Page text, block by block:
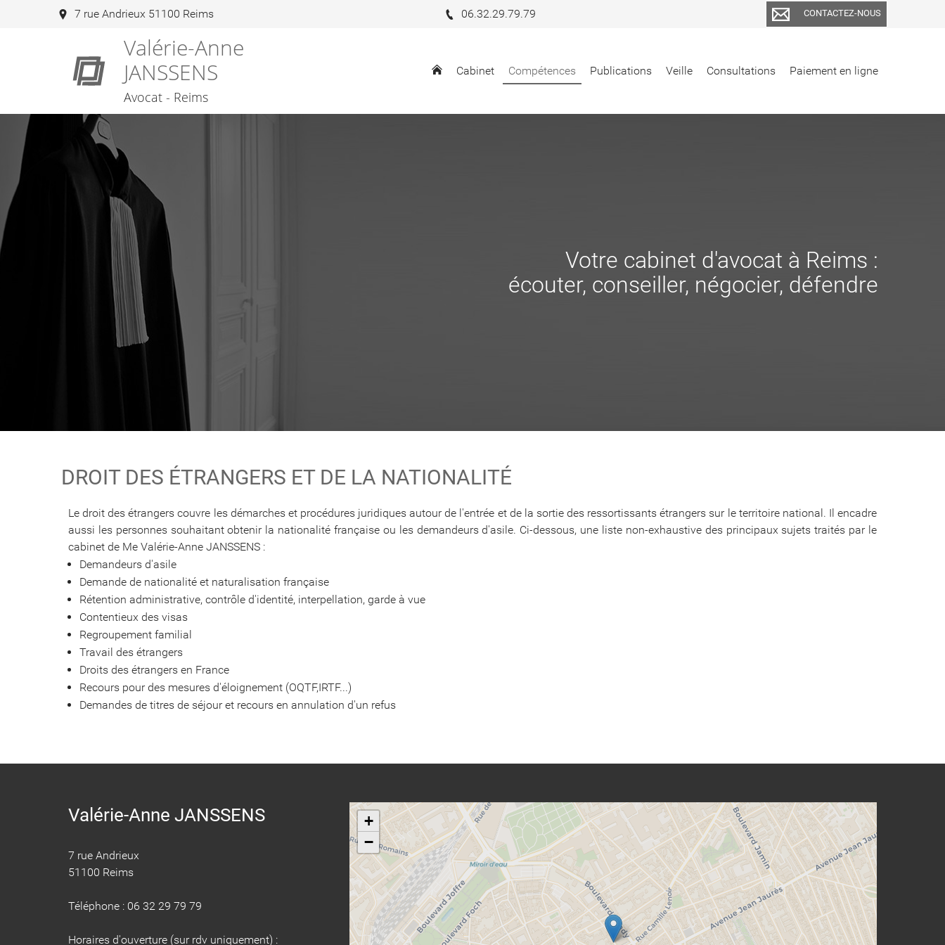
Valérie-Anne
JANSSENS
Avocat - Reims
Cabinet Compétences Publications Veille Consultations Paiement en ligne
7 rue Andrieux 51100 Reims 06.32.29.79.79 CONTACTEZ-NOUS
Votre cabinet d'avocat à Reims :
écouter, conseiller, négocier, défendre
DROIT DES ÉTRANGERS ET DE LA NATIONALITÉ
Le droit des étrangers couvre les démarches et procédures juridiques autour de l'entrée et de la sortie des ressortissants étrangers sur le territoire national. Il encadre
aussi les personnes souhaitant obtenir la nationalité française ou les demandeurs d'asile. Ci-dessous, une liste non-exhaustive des principaux sujets traités par le
cabinet de Me Valérie-Anne JANSSENS :
Demandeurs d'asile
Demande de nationalité et naturalisation française
Rétention administrative, contrôle d'identité, interpellation, garde à vue
Contentieux des visas
Regroupement familial
Travail des étrangers
Droits des étrangers en France
Recours pour des mesures d'éloignement (OQTF,IRTF...)
Demandes de titres de séjour et recours en annulation d'un refus
Valérie-Anne JANSSENS
7 rue Andrieux
51100 Reims
Téléphone : 06 32 29 79 79
Horaires d'ouverture (sur rdv uniquement) :
+
−